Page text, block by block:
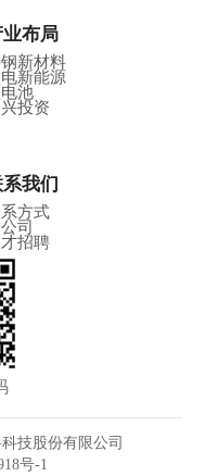
业布局
新材料
新能源
池
投资
我们
方式
司
招聘
技股份有限公司
号-1